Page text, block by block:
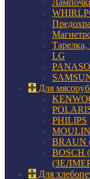
LG
Для
PHILIPS
BRAUN
BOSCH
Для